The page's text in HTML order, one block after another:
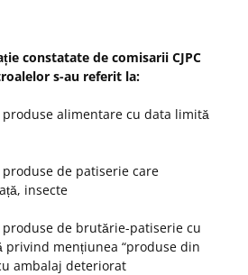
constatate de comisarii CJPC
s-au referit la:
alimentare cu data limită
de patiserie care
insecte
de brutărie-patiserie cu
mențiunea “produse din
ambalaj deteriorat